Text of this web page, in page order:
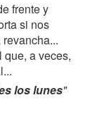
frente y
si nos
a veces,
los lunes"